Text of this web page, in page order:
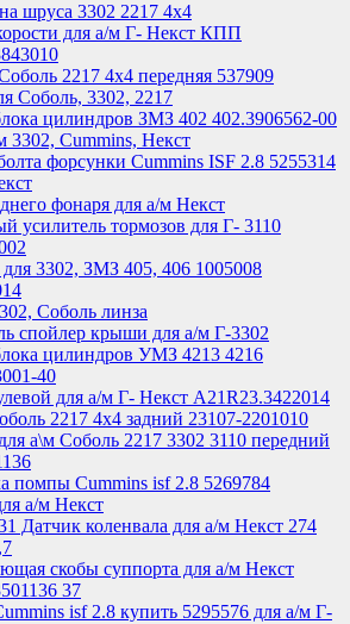
шруса 3302 2217 4х4
для а/м Г- Некст КПП
2217 4х4 передняя 537909
Соболь, 3302, 2217
цилиндров ЗМЗ 402 402.3906562-00
Cummins, Некст
форсунки Cummins ISF 2.8 5255314
фонаря для а/м Некст
усилитель тормозов для Г- 3110
3302, ЗМЗ 405, 406 1005008
Соболь линза
спойлер крыши для а/м Г-3302
цилиндров УМЗ 4213 4216
40
для а/м Г- Некст А21R23.3422014
2217 4х4 задний 23107-2201010
а\м Соболь 2217 3302 3110 передний
помпы Cummins isf 2.8 5269784
а/м Некст
Датчик коленвала для а/м Некст 274
скобы суппорта для а/м Некст
37
isf 2.8 купить 5295576 для а/м Г-